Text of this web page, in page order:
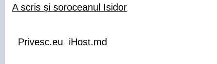
A scris și soroceanul Isidor
Privesc.eu iHost.md